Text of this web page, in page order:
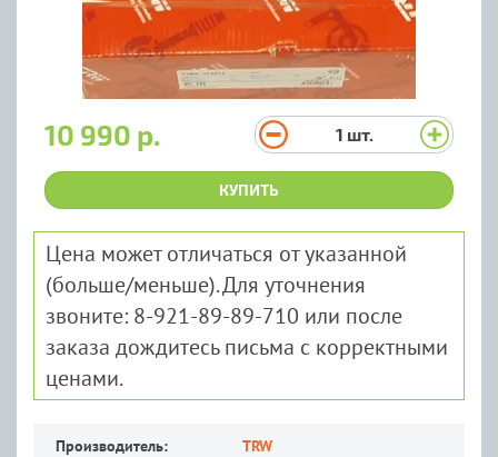
10 990 р. 1 шт.
КУПИТЬ
Цена может отличаться от указанной
(больше/меньше). Для уточнения
звоните: 8-921-89-89-710 или после
заказа дождитесь письма с корректными
ценами.
Производитель: TRW